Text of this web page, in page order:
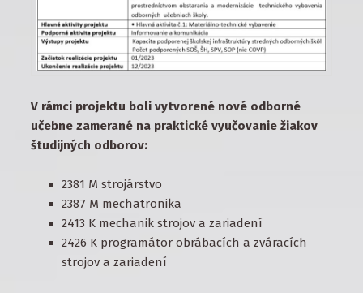
V rámci projektu boli vytvorené nové odborné
učebne zamerané na praktické vyučovanie žiakov
študijných odborov:
2381 M strojárstvo
2387 M mechatronika
2413 K mechanik strojov a zariadení
2426 K programátor obrábacích a zváracích
strojov a zariadení